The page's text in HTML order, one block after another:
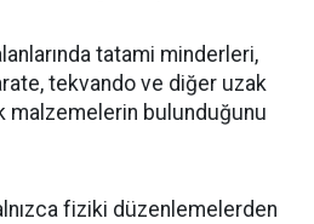
tatami minderleri,
tekvando ve diğer uzak
malzemelerin bulunduğunu
fiziki düzenlemelerden